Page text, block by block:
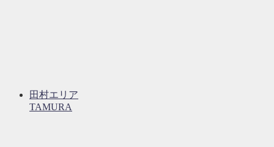
田村エリア
TAMURA